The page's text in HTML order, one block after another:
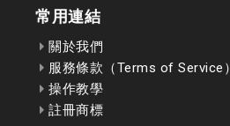
常用連結
關於我們
服務條款（Terms of Service）
操作教學
註冊商標